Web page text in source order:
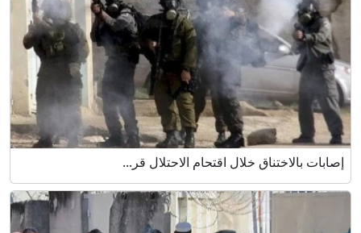
إصابات بالاختناق خلال اقتحام الاحتلال قر...